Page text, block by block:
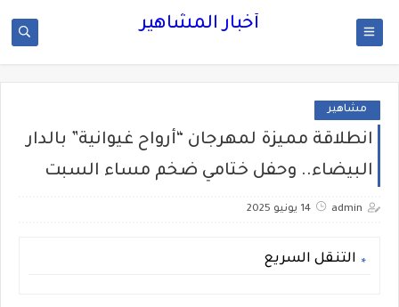
أخبار المشاهير
مشاهير
انطلاقة مميزة لمهرجان “أرواح غيوانية” بالدار
البيضاء.. وحفل ختامي ضخم مساء السبت
admin 14 يونيو 2025
التنقل السريع